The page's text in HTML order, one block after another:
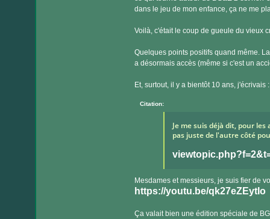
dans le jeu de mon enfance, ça ne me
Voilà, c'était le coup de gueule du vieux
Quelques points positifs quand même.
a désormais accès (même si c'est un
Et, surtout, il y a bientôt 10 ans, j'écrivais :
Citation:
Je me suis déjà dit, pour
pas juste de l'autre côté
Mesdames et messieurs, je suis fier de
https://youtu.be/qk27eZEytIo
Ça valait bien une édition spéciale de